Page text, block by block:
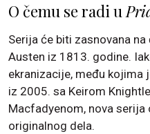
O čemu se radi u
Serija će biti zasnovana
Austen iz 1813. godine.
ekranizacije, među
iz 2005. sa Keirom
Macfadyenom, nova serija
originalnog dela.